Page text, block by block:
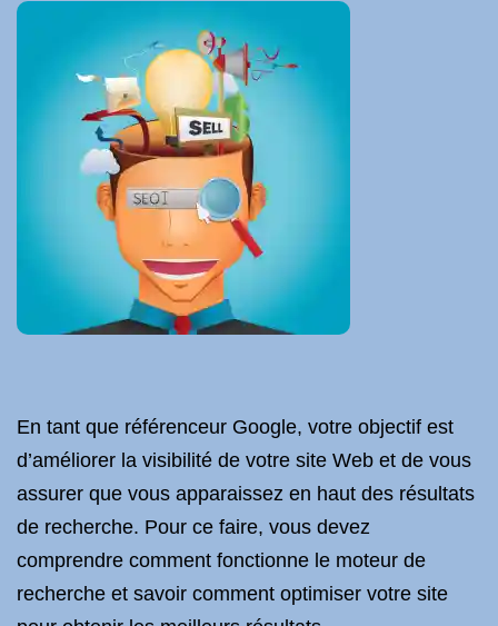
En tant que référenceur Google, votre objectif est
d’améliorer la visibilité de votre site Web et de vous
assurer que vous apparaissez en haut des résultats
de recherche. Pour ce faire, vous devez
comprendre comment fonctionne le moteur de
recherche et savoir comment optimiser votre site